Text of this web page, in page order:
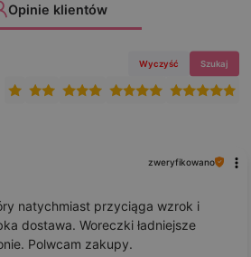
Opinie klientów
Wyczyść Szukaj
zweryfikowano
natychmiast przyciąga wzrok i
dostawa. Woreczki ładniejsze
Polwcam zakupy.